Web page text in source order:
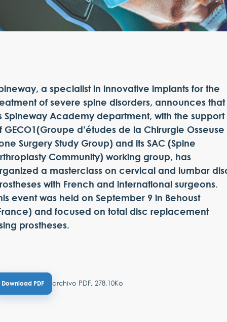
a specialist in innovative implants for the
of severe spine disorders, announces that
Spineway Academy department, with the support
GECO1(Groupe d’études de la Chirurgie Osseuse
Surgery Study Group) and its SAC (Spine
Community) working group, has
a masterclass on cervical and lumbar
with French and international surgeons.
event was held on September 9 in Behoust
and focused on total disc replacement
prostheses.
Download PDF archivo PDF, 278.10Ko